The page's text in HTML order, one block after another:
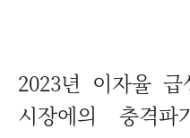
2023년 이자율
시장에의 충격